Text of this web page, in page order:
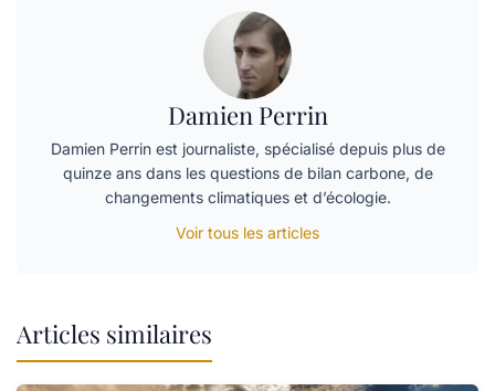
Damien Perrin
Damien Perrin est journaliste, spécialisé depuis plus de
quinze ans dans les questions de bilan carbone, de
changements climatiques et d’écologie.
Voir tous les articles
Articles similaires